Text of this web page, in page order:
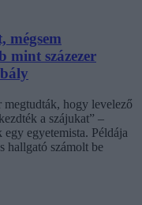
mégsem
százezer
hogy levelező
a szájukat” –
egyetemista. Példája
hallgató számolt be